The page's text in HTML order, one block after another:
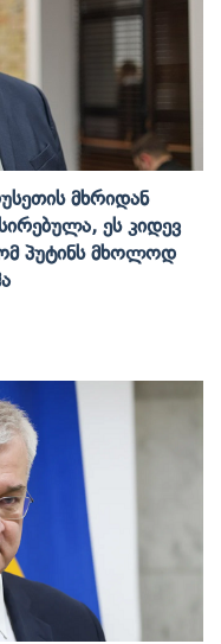
Მხრიდან
Ეს Კიდევ
Პუტინს Მხოლოდ